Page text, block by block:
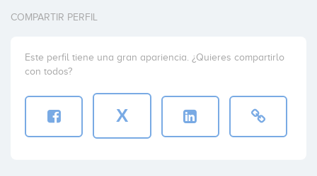
COMPARTIR PERFIL
Este perfil tiene una gran apariencia. ¿Quieres compartirlo
con todos?
X